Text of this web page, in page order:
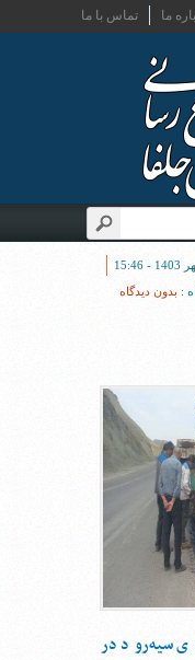
تماس با ما ما
: بدون دیدگاه
سیه‌رود در